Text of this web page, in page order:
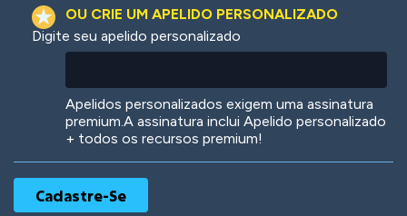
OU CRIE UM APELIDO PERSONALIZADO
Digite seu apelido personalizado
Apelidos personalizados exigem uma assinatura
premium.A assinatura inclui Apelido personalizado
+ todos os recursos premium!